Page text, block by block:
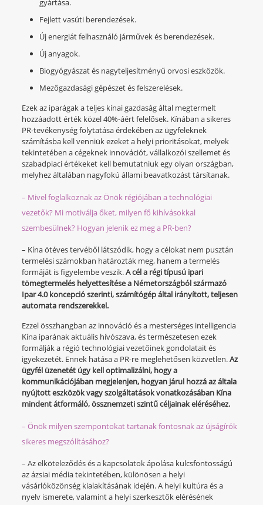
gyártása.
Fejlett vasúti berendezések.
Új energiát felhasználó járművek és berendezések.
Új anyagok.
Biogyógyászat és nagyteljesítményű orvosi eszközök.
Mezőgazdasági gépészet és felszerelések.
Ezek az iparágak a teljes kínai gazdaság által megtermelt
hozzáadott érték közel 40%-áért felelősek. Kínában a sikeres
PR-tevékenység folytatása érdekében az ügyfeleknek
számításba kell venniük ezeket a helyi prioritásokat, melyek
tekintetében a cégeknek innovációt, vállalkozói szellemet és
szabadpiaci értékeket kell bemutatniuk egy olyan országban,
melyhez általában nagyfokú állami beavatkozást társítanak.
– Mivel foglalkoznak az Önök régiójában a technológiai
vezetők? Mi motiválja őket, milyen fő kihívásokkal
szembesülnek? Hogyan jelenik ez meg a PR-ben?
– Kína ötéves tervéből látszódik, hogy a célokat nem pusztán
termelési számokban határozták meg, hanem a termelés
formáját is figyelembe veszik.A cél a régi típusú ipari
tömegtermelés helyettesítése a Németországból származó
Ipar 4.0 koncepció szerinti, számítógép által irányított, teljesen
automata rendszerekkel.
Ezzel összhangban az innováció és a mesterséges intelligencia
Kína iparának aktuális hívószava, és természetesen ezek
formálják a régió technológiai vezetőinek gondolatait és
igyekezetét. Ennek hatása a PR-re meglehetősen közvetlen.Az
ügyfél üzenetét úgy kell optimalizálni, hogy a
kommunikációjában megjelenjen, hogyan járul hozzá az általa
nyújtott eszközök vagy szolgáltatások vonatkozásában Kína
mindent átformáló, össznemzeti szintű céljainak eléréséhez.
– Önök milyen szempontokat tartanak fontosnak az újságírók
sikeres megszólításához?
– Az elköteleződés és a kapcsolatok ápolása kulcsfontosságú
az ázsiai média tekintetében, különösen a helyi
vásárlóközönség kialakításának idején. A helyi kultúra és a
nyelv ismerete, valamint a helyi szerkesztők elérésének